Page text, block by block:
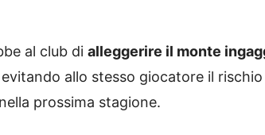
al club di alleggerire il monte
allo stesso giocatore il
prossima stagione.